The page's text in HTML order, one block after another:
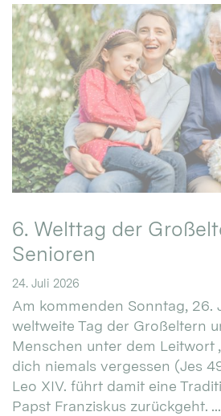
6. Welttag der
Senioren
24. Juli 2026
Am kommenden Sonntag, 26.
weltweite Tag der Großeltern
Menschen unter dem Leitwort
dich niemals vergessen (Jes
Leo XIV. führt damit eine
Papst Franziskus zurückgeht. ...